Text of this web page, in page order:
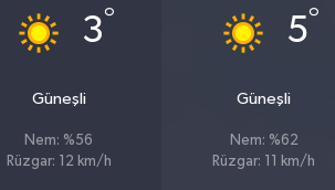
3°
Güneşli
Nem: %56
Rüzgar: 12 km/h
5°
Güneşli
Nem: %62
Rüzgar: 11 km/h